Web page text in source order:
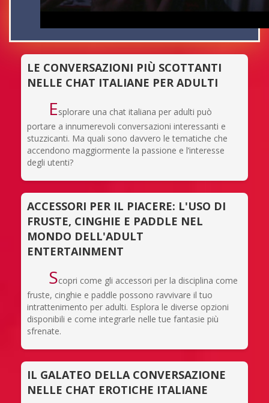
LE CONVERSAZIONI PIÙ SCOTTANTI
NELLE CHAT ITALIANE PER ADULTI
Esplorare una chat italiana per adulti può
portare a innumerevoli conversazioni interessanti e
stuzzicanti. Ma quali sono davvero le tematiche che
accendono maggiormente la passione e l’interesse
degli utenti?
ACCESSORI PER IL PIACERE: L'USO DI
FRUSTE, CINGHIE E PADDLE NEL
MONDO DELL'ADULT
ENTERTAINMENT
Scopri come gli accessori per la disciplina come
fruste, cinghie e paddle possono ravvivare il tuo
intrattenimento per adulti. Esplora le diverse opzioni
disponibili e come integrarle nelle tue fantasie più
sfrenate.
IL GALATEO DELLA CONVERSAZIONE
NELLE CHAT EROTICHE ITALIANE